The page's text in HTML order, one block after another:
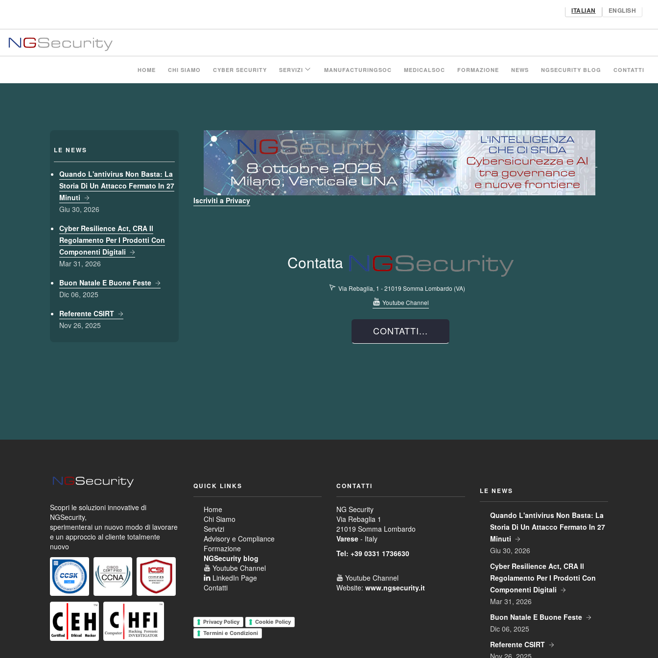
contenuto
principale
ITALIAN ENGLISH
Main
navigation
HOME CHI SIAMO CYBER SECURITY SERVIZI MANUFACTURINGSOC MEDICALSOC FORMAZIONE NEWS NGSECURITY BLOG CONTATTI
LE NEWS
Quando L'antivirus Non Basta: La
Storia Di Un Attacco Fermato In 27
Minuti
Giu 30, 2026
Cyber Resilience Act, CRA Il
Regolamento Per I Prodotti Con
Componenti Digitali
Mar 31, 2026
Buon Natale E Buone Feste
Dic 06, 2025
Referente CSIRT
Nov 26, 2025
Iscriviti a Privacy
Contatta
Via Rebaglia, 1 - 21019 Somma Lombardo (VA)
Youtube Channel
CONTATTI...
Scopri le soluzioni innovative di
NGSecurity,
sperimenterai un nuovo modo di lavorare
e un approccio al cliente totalmente
nuovo
QUICK LINKS
Home
Chi Siamo
Servizi
Advisory e Compliance
Formazione
NGSecurity blog
Youtube Channel
LinkedIn Page
Contatti
Privacy Policy
Cookie Policy
Termini e Condizioni
CONTATTI
NG Security
Via Rebaglia 1
21019 Somma Lombardo
Varese - Italy
Tel: +39 0331 1736630
Youtube Channel
Website: www.ngsecurity.it
LE NEWS
Quando L'antivirus Non Basta: La
Storia Di Un Attacco Fermato In 27
Minuti
Giu 30, 2026
Cyber Resilience Act, CRA Il
Regolamento Per I Prodotti Con
Componenti Digitali
Mar 31, 2026
Buon Natale E Buone Feste
Dic 06, 2025
Referente CSIRT